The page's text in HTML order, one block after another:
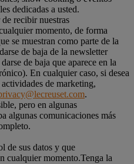
dedicadas a usted.
recibir nuestras
momento, de forma
se muestran como parte de la
de baja de la newsletter
de baja que aparece en la
En cualquier caso, si desea
de marketing,
.
pero en algunas
algunas comunicaciones más
de sus datos y que
cualquier momento.Tenga la